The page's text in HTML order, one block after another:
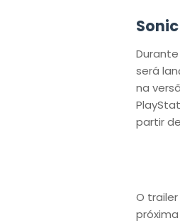
será
na
partir
O